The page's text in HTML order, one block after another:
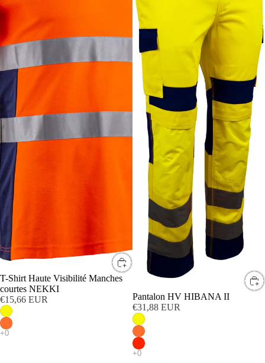
T-Shirt Haute Visibilité Manches
courtes NEKKI
€15,66 EUR
Pantalon HV HIBANA II
€31,88 EUR